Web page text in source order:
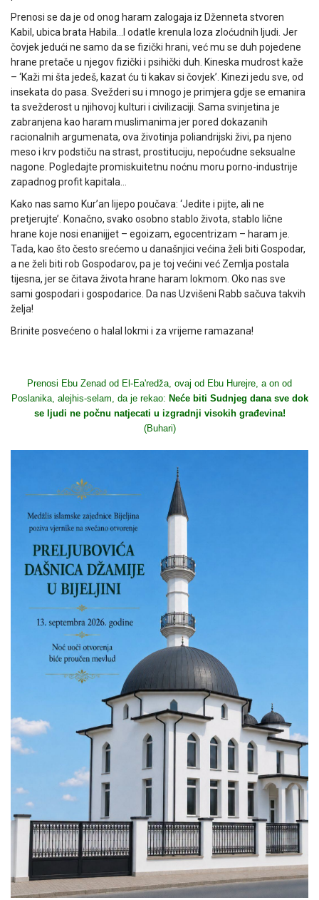
Prenosi se da je od onog haram zalogaja iz Dženneta stvoren
Kabil, ubica brata Habila…I odatle krenula loza zloćudnih ljudi. Jer
čovjek jedući ne samo da se fizički hrani, već mu se duh pojedene
hrane pretače u njegov fizički i psihički duh. Kineska mudrost kaže
– ‘Kaži mi šta jedeš, kazat ću ti kakav si čovjek’. Kinezi jedu sve, od
insekata do pasa. Svežderi su i mnogo je primjera gdje se emanira
ta svežderost u njihovoj kulturi i civilizaciji. Sama svinjetina je
zabranjena kao haram muslimanima jer pored dokazanih
racionalnih argumenata, ova životinja poliandrijski živi, pa njeno
meso i krv podstiču na strast, prostituciju, nepoćudne seksualne
nagone. Pogledajte promiskuitetnu noćnu moru porno-industrije
zapadnog profit kapitala…
Kako nas samo Kur’an lijepo poučava: ‘Jedite i pijte, ali ne
pretjerujte’. Konačno, svako osobno stablo života, stablo lične
hrane koje nosi enanijjet – egoizam, egocentrizam – haram je.
Tada, kao što često srećemo u današnjici većina želi biti Gospodar,
a ne želi biti rob Gospodarov, pa je toj većini već Zemlja postala
tijesna, jer se čitava života hrane haram lokmom. Oko nas sve
sami gospodari i gospodarice. Da nas Uzvišeni Rabb sačuva takvih
želja!
Brinite posvećeno o halal lokmi i za vrijeme ramazana!
Prenosi Ebu Zenad od El-Ea'redža, ovaj od Ebu Hurejre, a on od
Poslanika, alejhis-selam, da je rekao: Neće biti Sudnjeg dana sve dok
se ljudi ne počnu natjecati u izgradnji visokih građevina!
(Buhari)